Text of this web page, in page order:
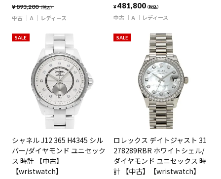
¥893,200（税込）
中古 A レディース
¥481,800（税込）
中古 A レディース
SALE
シャネル J12 365 H4345 シル
バー/ダイヤモンド ユニセック
ス 時計 【中古】
【wristwatch】
SALE
ロレックス デイトジャスト 31
278289RBR ホワイトシェル/
ダイヤモンド ユニセックス 時
計 【中古】【wristwatch】